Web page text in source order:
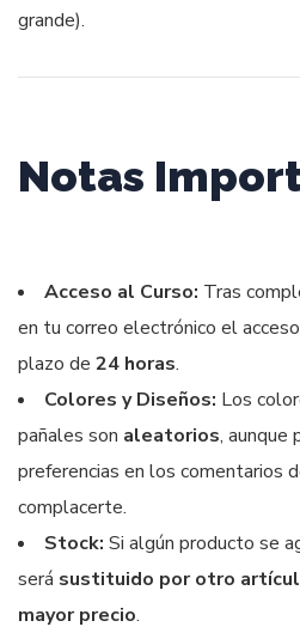
grande).
Notas
Acceso al Curso: Tras
en tu correo electrónico el
plazo de 24 horas.
Colores y Diseños: Los
pañales son aleatorios, aunque
preferencias en los comentarios
complacerte.
Stock: Si algún producto se
será sustituido por otro
mayor precio.